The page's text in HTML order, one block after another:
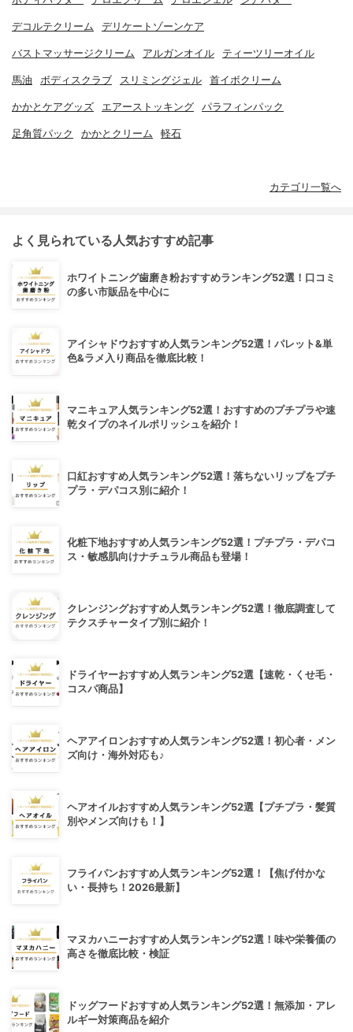
デコルテクリーム デリケートゾーンケア
バストマッサージクリーム アルガンオイル ティーツリーオイル
馬油 ボディスクラブ スリミングジェル 首イボクリーム
かかとケアグッズ エアーストッキング パラフィンパック
足角質パック かかとクリーム 軽石
カテゴリ一覧へ
よく見られている人気おすすめ記事
ホワイトニング歯磨き粉おすすめランキング52選！口コミ
の多い市販品を中心に
アイシャドウおすすめ人気ランキング52選！パレット&単
色&ラメ入り商品を徹底比較！
マニキュア人気ランキング52選！おすすめのプチプラや速
乾タイプのネイルポリッシュを紹介！
口紅おすすめ人気ランキング52選！落ちないリップをプチ
プラ・デパコス別に紹介！
化粧下地おすすめ人気ランキング52選！プチプラ・デパコ
ス・敏感肌向けナチュラル商品も登場！
クレンジングおすすめ人気ランキング52選！徹底調査して
テクスチャータイプ別に紹介！
ドライヤーおすすめ人気ランキング52選【速乾・くせ毛・
コスパ商品】
ヘアアイロンおすすめ人気ランキング52選！初心者・メン
ズ向け・海外対応も♪
ヘアオイルおすすめ人気ランキング52選【プチプラ・髪質
別やメンズ向けも！】
フライパンおすすめ人気ランキング52選！【焦げ付かな
い・長持ち！2026最新】
マヌカハニーおすすめ人気ランキング52選！味や栄養価の
高さを徹底比較・検証
ドッグフードおすすめ人気ランキング52選！無添加・アレ
ルギー対策商品を紹介